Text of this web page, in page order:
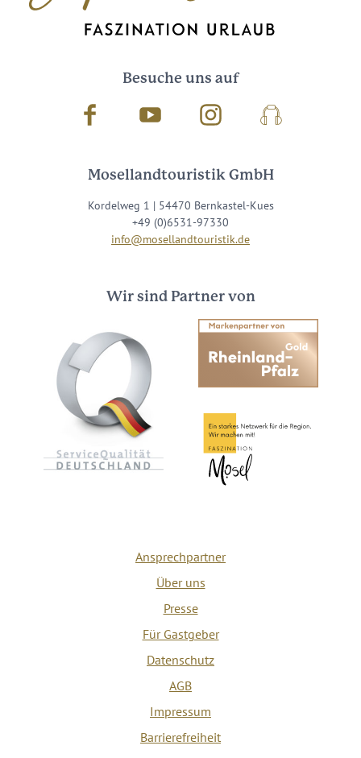
Besuche uns auf
Facebook Youtube InstagramPodcast
Mosellandtouristik GmbH
Kordelweg 1 | 54470 Bernkastel-Kues
+49 (0)6531-97330
info@mosellandtouristik.de
Wir sind Partner von
Ansprechpartner
Über uns
Presse
Für Gastgeber
Datenschutz
AGB
Impressum
Barrierefreiheit